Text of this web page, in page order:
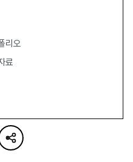
리오
료